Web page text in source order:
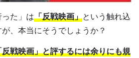
った」は「反戦映画」という触れ込
、本当にそうでしょうか？
反戦映画」と評するには余りにも規